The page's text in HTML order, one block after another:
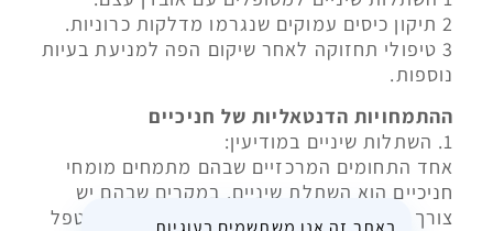
2 תיקון כיסים עמוקים שנגרמו מדלקות כרוניות.
3 טיפולי תחזוקה לאחר שיקום הפה למניעת בעיות
נוספות.
ההתמחויות הדנטאליות של חניכיים
1. השתלות שיניים במודיעין:
אחד התחומים המרכזיים שבהם מתמחים מומחי
חניכיים הוא השתלת שיניים. במקרים שבהם יש
צורך בשיקום מקיף של הפה, רופא שיניים שמטפל